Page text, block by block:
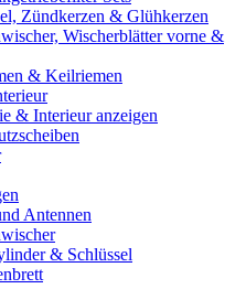
Zündkerzen & Glühkerzen
Wischerblätter vorne &
& Keilriemen
& Interieur anzeigen
Antennen
& Schlüssel